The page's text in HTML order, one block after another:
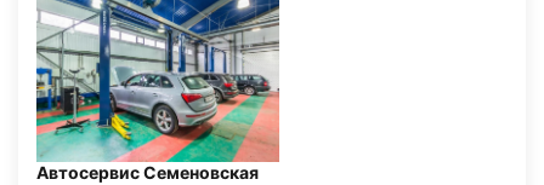
Автосервис Семеновская